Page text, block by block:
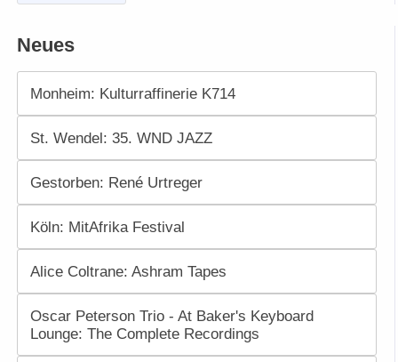
Neues
Monheim: Kulturraffinerie K714
St. Wendel: 35. WND JAZZ
Gestorben: René Urtreger
Köln: MitAfrika Festival
Alice Coltrane: Ashram Tapes
Oscar Peterson Trio - At Baker's Keyboard
Lounge: The Complete Recordings